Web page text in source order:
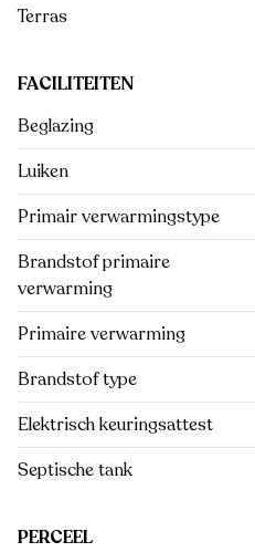
Terras
FACILITEITEN
Beglazing
Luiken
Primair verwarmingstype
Brandstof primaire
verwarming
Primaire verwarming
Brandstof type
Elektrisch keuringsattest
Septische tank
PERCEEL